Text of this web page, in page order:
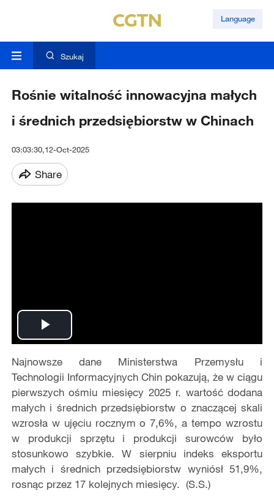
Language
Szukaj
Rośnie witalność innowacyjna małych
i średnich przedsiębiorstw w Chinach
03:03:30,12-Oct-2025
Share
Play
Video
Najnowsze dane Ministerstwa Przemysłu i
Technologii Informacyjnych Chin pokazują, że w ciągu
pierwszych ośmiu miesięcy 2025 r. wartość dodana
małych i średnich przedsiębiorstw o znaczącej skali
wzrosła w ujęciu rocznym o 7,6%, a tempo wzrostu
w produkcji sprzętu i produkcji surowców było
stosunkowo szybkie. W sierpniu indeks eksportu
małych i średnich przedsiębiorstw wyniósł 51,9%,
rosnąc przez 17 kolejnych miesięcy. (S.S.)